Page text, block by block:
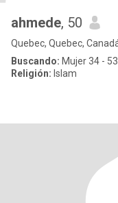
ahmede, 50
Quebec, Quebec,
Buscando: Mujer 34 - 53
Religión: Islam